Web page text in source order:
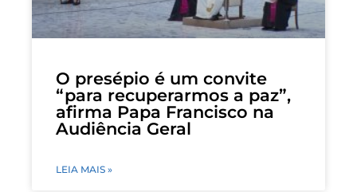
O presépio é um convite
“para recuperarmos a paz”,
afirma Papa Francisco na
Audiência Geral
LEIA MAIS »